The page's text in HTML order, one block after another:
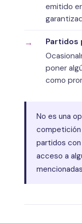
emitido
Partidos
poner
como
No es una
competición
partidos
acceso a